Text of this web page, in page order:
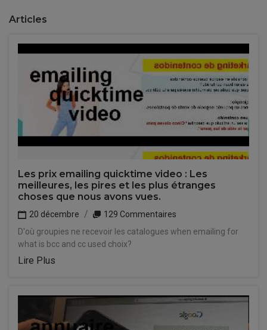
Articles
Les prix emailing quicktime video : Les
meilleures, les pires et les plus étranges
choses que nous avons vues.
20 décembre
129 Commentaires
D'où groupies ne recevoir les catalogues when emailing for
what is bcc and cc used choix?
Lire Plus